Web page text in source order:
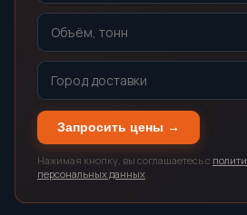
Запросить цены →
Нажимая кнопку, вы соглашаетесь с
персональных данных.